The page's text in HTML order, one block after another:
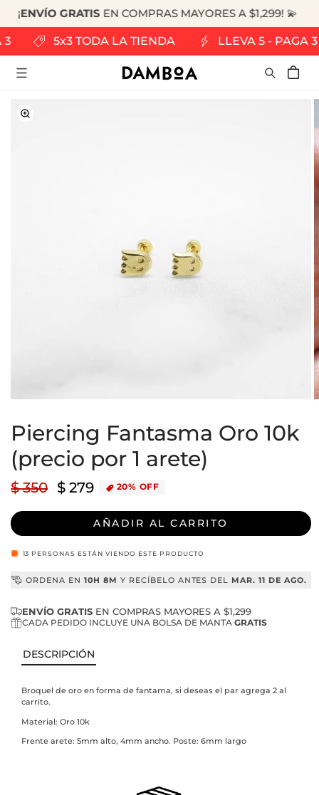
ENVÍO GRATISEN COMPRAS MAYORES A $1,299! 💫
3 5x3 TODA LA TIENDA LLEVA 5 - PAGA
Carrito
multimedia
1
una
ventana
modal
Piercing Fantasma Oro 10k
(precio por 1 arete)
Precio
$ 350 Precio
oferta
$ 279 20% OFF
AÑADIR AL CARRITO
13 PERSONAS ESTÁN VIENDO ESTE PRODUCTO
ORDENA EN 10H 8M Y RECÍBELO ANTES DEL MAR. 11 DE AGO.
ENVÍO GRATIS EN COMPRAS MAYORES A $1,299
CADA PEDIDO INCLUYE UNA BOLSA DE MANTAGRATIS
DESCRIPCIÓN
Broquel de oro en forma de fantama,si deseas el par agrega 2 al
carrito.
Material: Oro 10k
Frente arete: 5mm alto, 4mm ancho. Poste: 6mm largo